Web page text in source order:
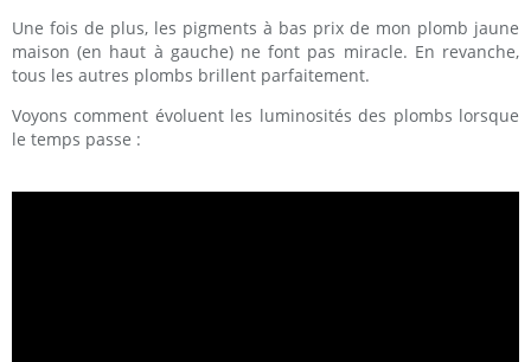
Une fois de plus, les pigments à bas prix de mon plomb jaune
maison (en haut à gauche) ne font pas miracle. En revanche,
tous les autres plombs brillent parfaitement.
Voyons comment évoluent les luminosités des plombs lorsque
le temps passe :